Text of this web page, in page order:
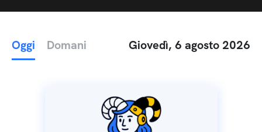
Oggi Domani Giovedì, 6 agosto 2026